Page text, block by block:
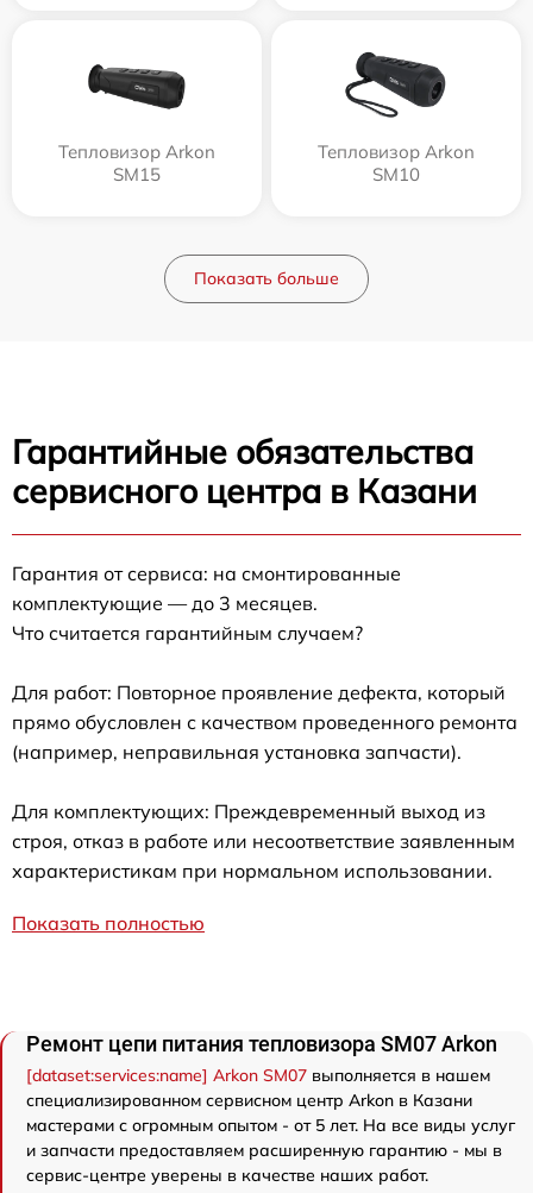
Тепловизор Arkon
SM15
Тепловизор Arkon
SM10
Показать больше
Гарантийные обязательства
сервисного центра в Казани
Гарантия от сервиса: на смонтированные
комплектующие — до 3 месяцев.
Что считается гарантийным случаем?
Для работ: Повторное проявление дефекта, который
прямо обусловлен с качеством проведенного ремонта
(например, неправильная установка запчасти).
Для комплектующих: Преждевременный выход из
строя, отказ в работе или несоответствие заявленным
характеристикам при нормальном использовании.
Показать полностью
Ремонт цепи питания тепловизора SM07 Arkon
[dataset:services:name] Arkon SM07 выполняется в нашем
специализированном сервисном центр Arkon в Казани
мастерами с огромным опытом - от 5 лет. На все виды услуг
и запчасти предоставляем расширенную гарантию - мы в
сервис-центре уверены в качестве наших работ.